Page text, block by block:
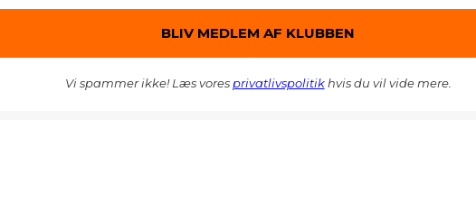
Vi spammer ikke! Læs voresprivatlivspolitikhvis du vil vide mere.